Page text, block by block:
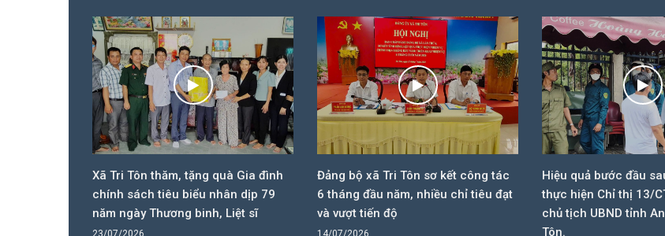
Xã Tri Tôn thăm, tặng quà Gia đình
chính sách tiêu biểu nhân dịp 79
năm ngày Thương binh, Liệt sĩ
23/07/2026
Đảng bộ xã Tri Tôn sơ kết công tác
6 tháng đầu năm, nhiều chỉ tiêu đạt
và vượt tiến độ
14/07/2026
Hiệu quả bước đầu
thực hiện Chỉ thị 13/
chủ tịch UBND tỉnh
Tôn.